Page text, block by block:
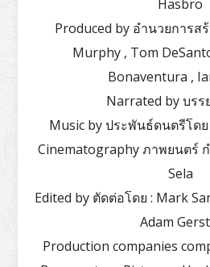
Hasbro
Produced by อำนวยการส
Murphy , Tom
Bonaventura ,
Narrated by บรร
Music by ประพันธ์ดนตรีโดย
Cinematography ภาพยนตร์
Sela
Edited by ตัดต่อโดย : Mark
Adam
Production companies